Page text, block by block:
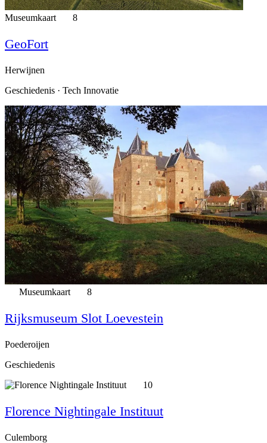
Museumkaart 8
GeoFort
Herwijnen
Geschiedenis · Tech Innovatie
Museumkaart 8
Rijksmuseum Slot Loevestein
Poederoijen
Geschiedenis
10
Florence Nightingale Instituut
Culemborg